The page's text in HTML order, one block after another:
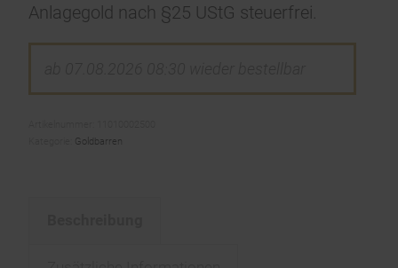
Anlagegold nach §25 UStG steuerfrei.
Goldbarren